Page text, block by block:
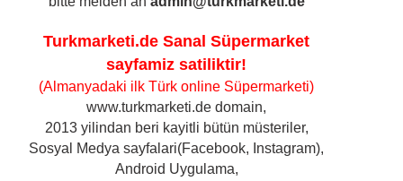
Turkmarketi.de Sanal Süpermarket
sayfamiz satiliktir!
(Almanyadaki ilk Türk online Süpermarketi)
www.turkmarketi.de domain,
2013 yilindan beri kayitli bütün müsteriler,
Sosyal Medya sayfalari(Facebook, Instagram),
Android Uygulama,